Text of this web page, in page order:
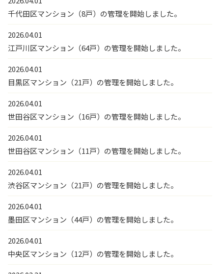
千代田区マンション（8戸）の管理を開始しました。
2026.04.01
江戸川区マンション（64戸）の管理を開始しました。
2026.04.01
目黒区マンション（21戸）の管理を開始しました。
2026.04.01
世田谷区マンション（16戸）の管理を開始しました。
2026.04.01
世田谷区マンション（11戸）の管理を開始しました。
2026.04.01
渋谷区マンション（21戸）の管理を開始しました。
2026.04.01
墨田区マンション（44戸）の管理を開始しました。
2026.04.01
中央区マンション（12戸）の管理を開始しました。